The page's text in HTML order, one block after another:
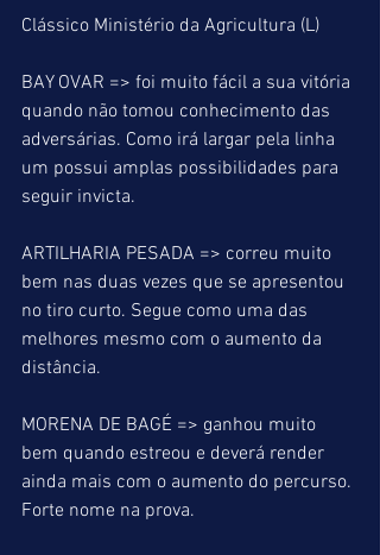
Clássico Ministério da Agricultura (L)
BAY OVAR => foi muito fácil a sua vitória
quando não tomou conhecimento das
adversárias. Como irá largar pela linha
um possui amplas possibilidades para
seguir invicta.
ARTILHARIA PESADA => correu muito
bem nas duas vezes que se apresentou
no tiro curto. Segue como uma das
melhores mesmo com o aumento da
distância.
MORENA DE BAGÉ => ganhou muito
bem quando estreou e deverá render
ainda mais com o aumento do percurso.
Forte nome na prova.